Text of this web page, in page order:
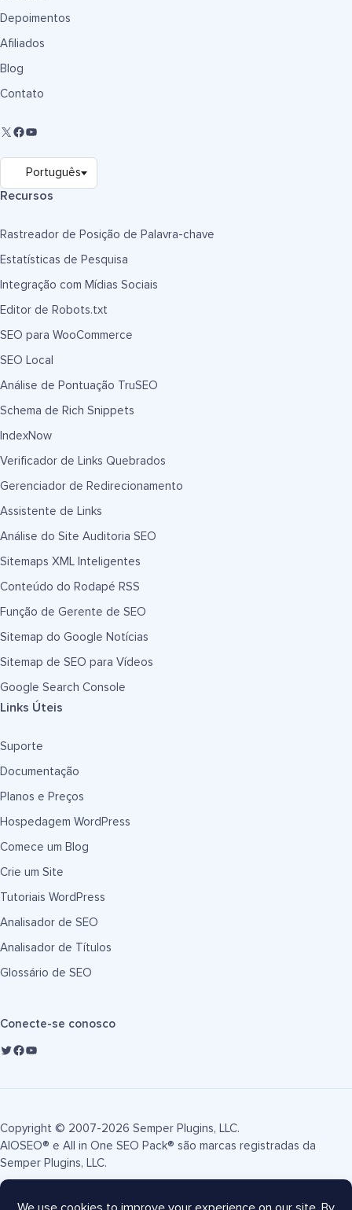
Depoimentos
Afiliados
Blog
Contato
Recursos
Rastreador de Posição de Palavra-chave
Estatísticas de Pesquisa
Integração com Mídias Sociais
Editor de Robots.txt
SEO para WooCommerce
SEO Local
Análise de Pontuação TruSEO
Schema de Rich Snippets
IndexNow
Verificador de Links Quebrados
Gerenciador de Redirecionamento
Assistente de Links
Análise do Site Auditoria SEO
Sitemaps XML Inteligentes
Conteúdo do Rodapé RSS
Função de Gerente de SEO
Sitemap do Google Notícias
Sitemap de SEO para Vídeos
Google Search Console
Links Úteis
Suporte
Documentação
Planos e Preços
Hospedagem WordPress
Comece um Blog
Crie um Site
Tutoriais WordPress
Analisador de SEO
Analisador de Títulos
Glossário de SEO
Conecte-se conosco
Copyright © 2007-2026 Semper Plugins, LLC.
AIOSEO® e All in One SEO Pack® são marcas registradas da
Semper Plugins, LLC.
Termos de Serviço Política de Privacidade Divulgação FTC